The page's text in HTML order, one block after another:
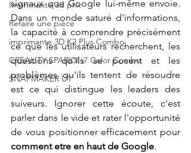
Imprimante 3d prix
Refaire une pièce
imprimante 3D K2 Plus Combo
CREALITY SPARKX i7 Color Combo
SNAPMAKER U1
signaux que Google lui-même envoie.
Dans un monde saturé d'informations,
la capacité à comprendre précisément
ce que les utilisateurs recherchent, les
questions qu'ils se posent et les
problèmes qu'ils tentent de résoudre
est ce qui distingue les leaders des
suiveurs. Ignorer cette écoute, c'est
parler dans le vide et rater l'opportunité
comment etre en haut de Google.